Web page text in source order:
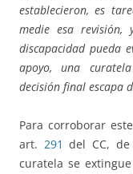
establecieron, es
medie esa
discapacidad pueda
apoyo, una
decisión final escapa
Para corroborar
art. 291 del CC,
curatela se